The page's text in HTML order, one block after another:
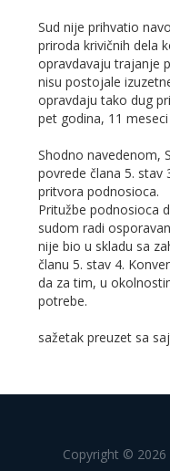
Sud nije prihvatio
priroda krivičnih dela
opravdavaju trajanje
nisu postojale
opravdaju tako dug
pet godina, 11
Shodno navedenom,
povrede člana 5. stav
pritvora podnosioca.
Pritužbe podnosioca
sudom radi
nije bio u skladu sa
članu 5. stav 4.
da za tim, u
potrebe.
sažetak preuzet sa
Copyright © 2026